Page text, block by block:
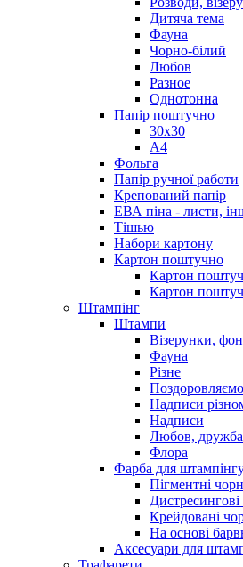
Дитяча тема
Фауна
Чорно-білий
Любов
Разное
Однотонна
Папір поштучно
30х30
А4
Фольга
Папір ручної работи
Крепований папір
ЕВА піна - листи,
Тішью
Набори картону
Картон поштучно
Картон
Картон
Штампінг
Штампи
Візерунки, фон
Фауна
Різне
Поздоровляємо
Надписи
Надписи
Любов, дружба
Флора
Фарба для
Пігментні
Крейдовані
На основі
Аксесуари для